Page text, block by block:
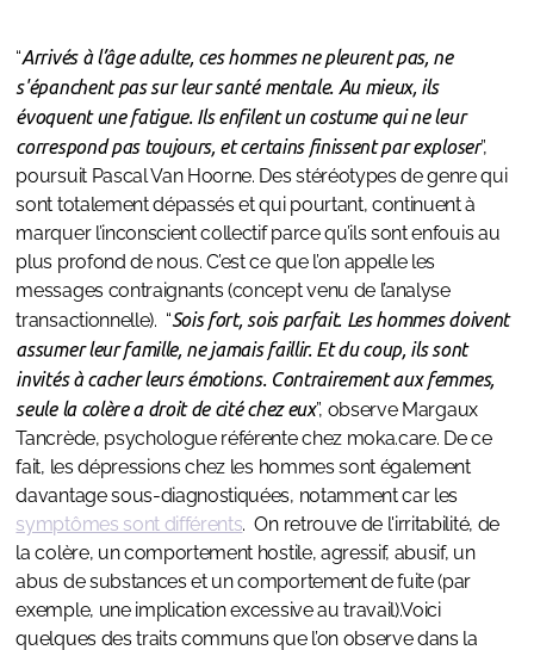
“Arrivés à l’âge adulte, ces hommes ne pleurent pas, ne
s'épanchent pas sur leur santé mentale. Au mieux, ils
évoquent une fatigue. Ils enfilent un costume qui ne leur
correspond pas toujours, et certains finissent par exploser”,
poursuit Pascal Van Hoorne. Des stéréotypes de genre qui
sont totalement dépassés et qui pourtant, continuent à
marquer l’inconscient collectif parce qu’ils sont enfouis au
plus profond de nous. C’est ce que l’on appelle les
messages contraignants (concept venu de l’analyse
transactionnelle). “Sois fort, sois parfait. Les hommes doivent
assumer leur famille, ne jamais faillir. Et du coup, ils sont
invités à cacher leurs émotions. Contrairement aux femmes,
seule la colère a droit de cité chez eux”, observe Margaux
Tancrède, psychologue référente chez moka.care. De ce
fait, les dépressions chez les hommes sont également
davantage sous-diagnostiquées, notamment car les
symptômes sont différents. On retrouve de l'irritabilité, de
la colère, un comportement hostile, agressif, abusif, un
abus de substances et un comportement de fuite (par
exemple, une implication excessive au travail).Voici
quelques des traits communs que l’on observe dans la